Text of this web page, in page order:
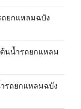
ยกแหลมฉบัง
นน้ำรถยกแหลม
รถยกแหลมฉบัง